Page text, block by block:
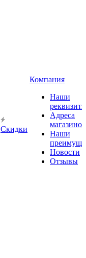
Скидки
Компания
Наши
Адреса
магазинов
Наши
Новости
Отзывы